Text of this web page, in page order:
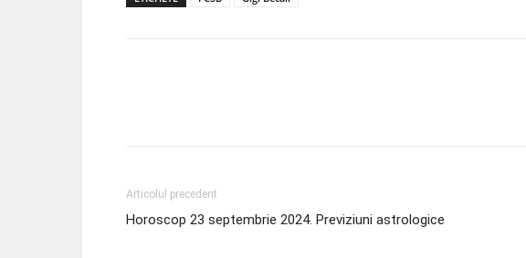
Articolul precedent
Horoscop 23 septembrie 2024. Previziuni astrologice